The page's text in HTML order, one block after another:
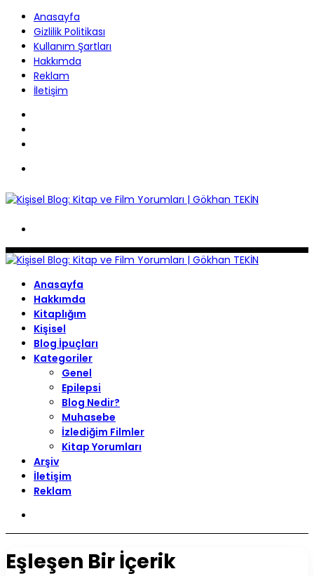
Anasayfa
Gizlilik Politikası
Kullanım Şartları
Hakkımda
Reklam
İletişim
görünümü
değiştir
Anasayfa
Hakkımda
Kitaplığım
Kişisel
Blog İpuçları
Kategoriler
Genel
Epilepsi
Blog Nedir?
Muhasebe
İzlediğim Filmler
Kitap Yorumları
Arşiv
İletişim
Reklam
yap
Eşleşen Bir İçerik